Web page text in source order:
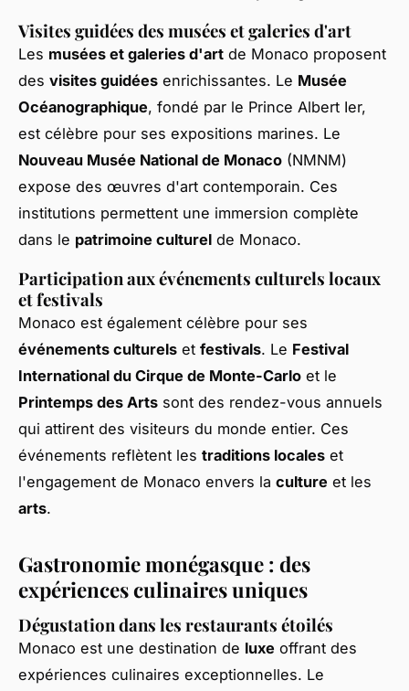
Visites guidées des musées et galeries d'art
Les musées et galeries d'art de Monaco proposent
des visites guidées enrichissantes. Le Musée
Océanographique, fondé par le Prince Albert Ier,
est célèbre pour ses expositions marines. Le
Nouveau Musée National de Monaco (NMNM)
expose des œuvres d'art contemporain. Ces
institutions permettent une immersion complète
dans le patrimoine culturel de Monaco.
Participation aux événements culturels locaux
et festivals
Monaco est également célèbre pour ses
événements culturels et festivals. Le Festival
International du Cirque de Monte-Carlo et le
Printemps des Arts sont des rendez-vous annuels
qui attirent des visiteurs du monde entier. Ces
événements reflètent les traditions locales et
l'engagement de Monaco envers la culture et les
arts.
Gastronomie monégasque : des
expériences culinaires uniques
Dégustation dans les restaurants étoilés
Monaco est une destination de luxe offrant des
expériences culinaires exceptionnelles. Le